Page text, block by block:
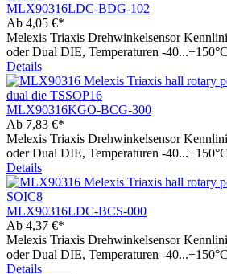
MLX90316LDC-BDG-102
Ab 4,05 €*
Melexis Triaxis Drehwinkelsensor
oder Dual DIE, Temperaturen -40...+150°C
Details
MLX90316KGO-BCG-300
Ab 7,83 €*
Melexis Triaxis Drehwinkelsensor
oder Dual DIE, Temperaturen -40...+150°C
Details
MLX90316LDC-BCS-000
Ab 4,37 €*
Melexis Triaxis Drehwinkelsensor
oder Dual DIE, Temperaturen -40...+150°C
Details